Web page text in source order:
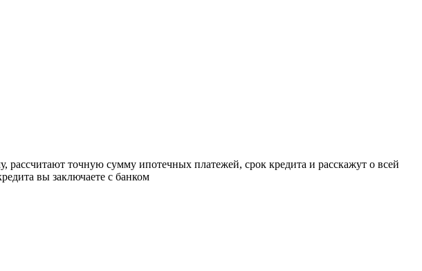
точную сумму ипотечных платежей, срок кредита и расскажут о всей
вы заключаете с банком